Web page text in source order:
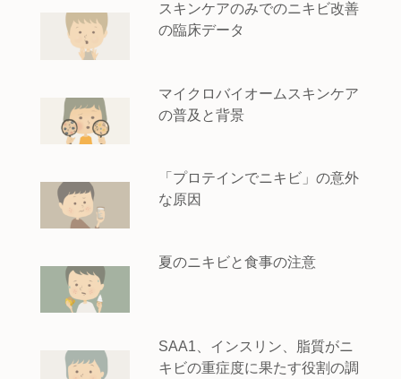
スキンケアのみでのニキビ改善
の臨床データ
マイクロバイオームスキンケア
の普及と背景
「プロテインでニキビ」の意外
な原因
夏のニキビと食事の注意
SAA1、インスリン、脂質がニ
キビの重症度に果たす役割の調